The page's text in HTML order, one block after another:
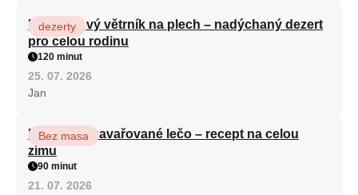
Karamelový větrník na plech – nadýchaný dezert
pro celou rodinu
dezerty
120 minut
25. 07. 2026
Jan
Babiččino zavařované lečo – recept na celou
zimu
Bez masa
90 minut
21. 07. 2026